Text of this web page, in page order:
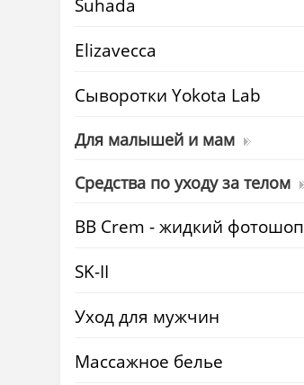
Elizavecca
Cыворотки Yokota Lab
Для малышей и мам
Средства по уходу за телом
BB Crem - жидкий фотошоп
SK-II
Уход для мужчин
Массажное белье